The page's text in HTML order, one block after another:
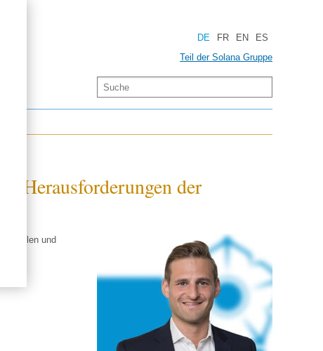
DE FR EN
ES
Teil der Solana Gruppe
Heraus­forderungen der
und